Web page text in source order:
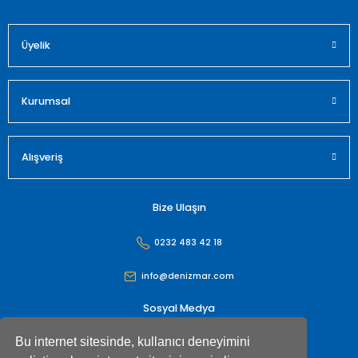
Bu internet sitesinde, kullanıcı deneyimini
Üyelik
Kurumsal
Alışveriş
Bize Ulaşın
0232 483 42 18
info@denizmar.com
Sosyal Medya